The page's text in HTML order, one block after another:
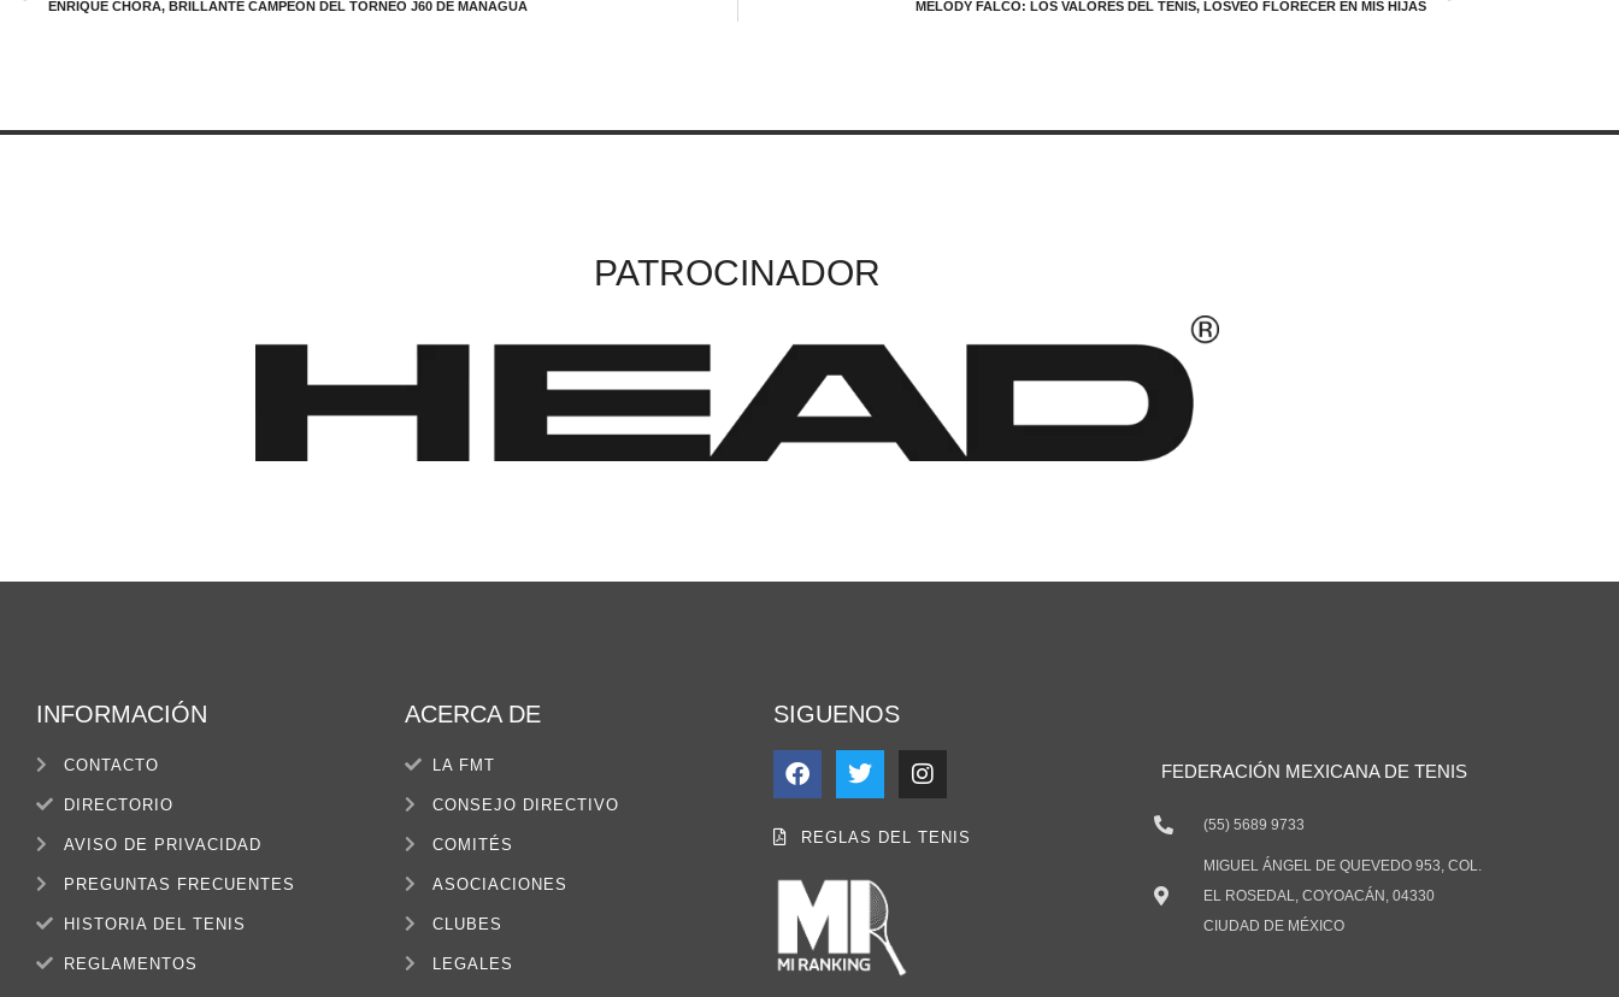
ENRIQUE CHORA, BRILLANTE CAMPEON DEL TORNEO J60 DE MANAGUA MELODY FALCÓ: LOS VALORES DEL TENIS, LOSVEO FLORECER EN MIS HIJAS
PATROCINADOR
INFORMACIÓN
CONTACTO
DIRECTORIO
AVISO DE PRIVACIDAD
PREGUNTAS FRECUENTES
HISTORIA DEL TENIS
REGLAMENTOS
ACERCA DE
LA FMT
CONSEJO DIRECTIVO
COMITÉS
ASOCIACIONES
CLUBES
LEGALES
SIGUENOS
REGLAS DEL TENIS
FEDERACIÓN MEXICANA DE TENIS
(55) 5689 9733
MIGUEL ÁNGEL DE QUEVEDO 953, COL.
EL ROSEDAL, COYOACÁN, 04330
CIUDAD DE MÉXICO